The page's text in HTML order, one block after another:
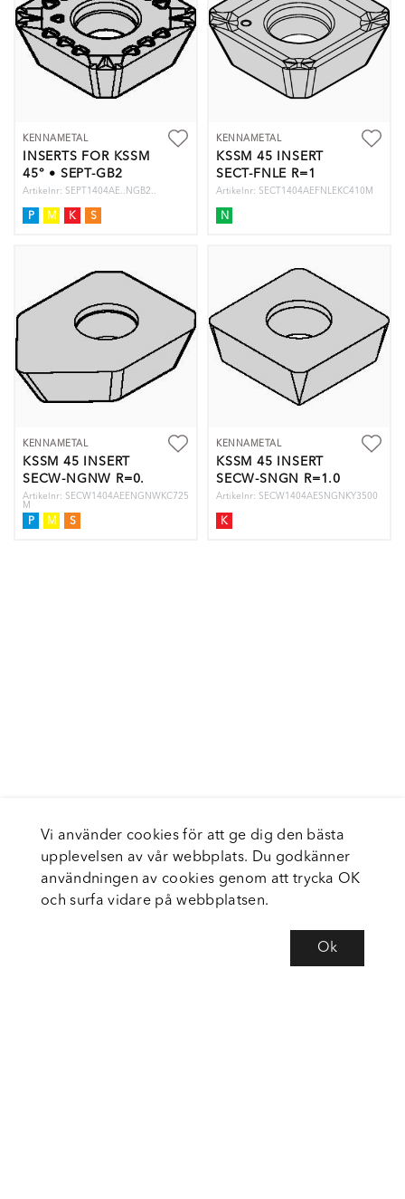
KENNAMETAL
INSERTS FOR KSSM
45° • SEPT-GB2
FOR HEAVY
MACHINING
Artikelnr: SEPT1404AE..NGB2..
P M K S
KENNAMETAL
KSSM 45 INSERT
SECT-FNLE R=1
Artikelnr: SECT1404AEFNLEKC410M
N
KENNAMETAL
KSSM 45 INSERT
SECW-NGNW R=0.
Artikelnr: SECW1404AEENGNWKC725
M
P M S
KENNAMETAL
KSSM 45 INSERT
SECW-SNGN R=1.0
Artikelnr: SECW1404AESNGNKY3500
K
Vi använder cookies för att ge dig den bästa
upplevelsen av vår webbplats. Du godkänner
användningen av cookies genom att trycka OK
och surfa vidare på webbplatsen.
Ok